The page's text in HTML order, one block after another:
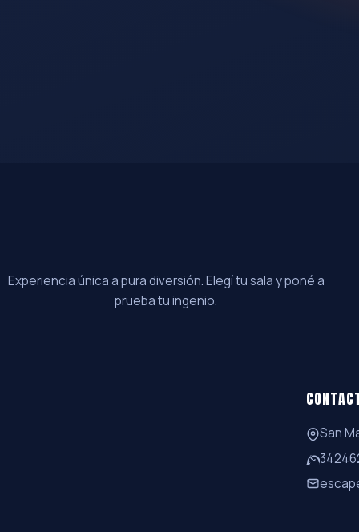
Experiencia única a pura diversión. Elegí tu sala y poné a
prueba tu ingenio.
San